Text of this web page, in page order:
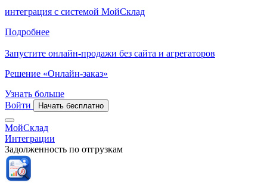
интеграция с системой МойСклад
Подробнее
Запустите онлайн-продажи без сайта и агрегаторов
Решение «Онлайн-заказ»
Узнать больше
Войти
Начать бесплатно
МойСклад
Интеграции
Задолженность по отгрузкам